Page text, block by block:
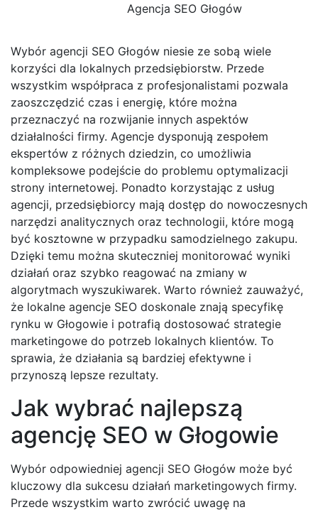
Agencja SEO Głogów
Wybór agencji SEO Głogów niesie ze sobą wiele
korzyści dla lokalnych przedsiębiorstw. Przede
wszystkim współpraca z profesjonalistami pozwala
zaoszczędzić czas i energię, które można
przeznaczyć na rozwijanie innych aspektów
działalności firmy. Agencje dysponują zespołem
ekspertów z różnych dziedzin, co umożliwia
kompleksowe podejście do problemu optymalizacji
strony internetowej. Ponadto korzystając z usług
agencji, przedsiębiorcy mają dostęp do nowoczesnych
narzędzi analitycznych oraz technologii, które mogą
być kosztowne w przypadku samodzielnego zakupu.
Dzięki temu można skuteczniej monitorować wyniki
działań oraz szybko reagować na zmiany w
algorytmach wyszukiwarek. Warto również zauważyć,
że lokalne agencje SEO doskonale znają specyfikę
rynku w Głogowie i potrafią dostosować strategie
marketingowe do potrzeb lokalnych klientów. To
sprawia, że działania są bardziej efektywne i
przynoszą lepsze rezultaty.
Jak wybrać najlepszą
agencję SEO w Głogowie
Wybór odpowiedniej agencji SEO Głogów może być
kluczowy dla sukcesu działań marketingowych firmy.
Przede wszystkim warto zwrócić uwagę na